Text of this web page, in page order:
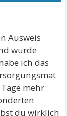
Ausweis
wurde
ich das
mehr
du wirklich